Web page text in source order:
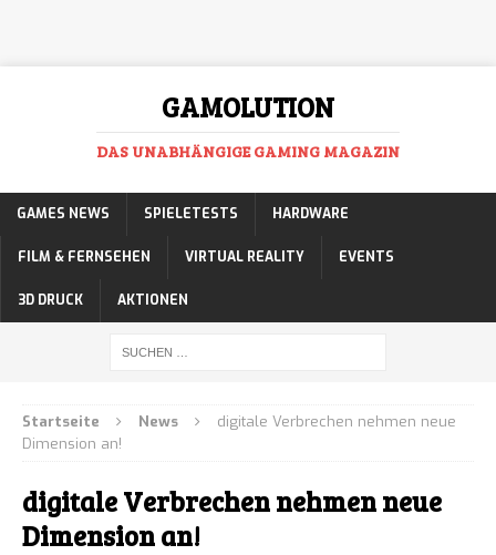
GAMOLUTION
DAS UNABHÄNGIGE GAMING MAGAZIN
GAMES NEWS SPIELETESTS HARDWARE
FILM & FERNSEHEN VIRTUAL REALITY EVENTS
3D DRUCK AKTIONEN
Startseite News
digitale Verbrechen nehmen neue
Dimension an!
digitale Verbrechen nehmen neue
Dimension an!